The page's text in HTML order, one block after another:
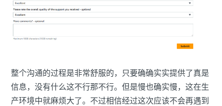
整个沟通的过程是非常舒服的，只要确确实实提供了真是
信息，没有什么这不行那不行。但是慢也确实慢，这在生
产环境中就麻烦大了。不过相信经过这次应该不会再遇到